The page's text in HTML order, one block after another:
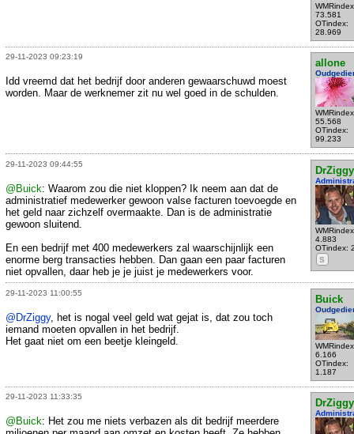
73.581
OTindex:
28.969
29-11-2023 09:23:19
allone
55.568
OTindex:
99.233
Idd vreemd dat het bedrijf door anderen gewaarschuwd moest
worden. Maar de werknemer zit nu wel goed in de schulden.
29-11-2023 09:44:55
DrZiggy
4.883
OTindex:
S
@Buick: Waarom zou die niet kloppen? Ik neem aan dat de
administratief medewerker gewoon valse facturen toevoegde en
het geld naar zichzelf overmaakte. Dan is de administratie
gewoon sluitend.
En een bedrijf met 400 medewerkers zal waarschijnlijk een
enorme berg transacties hebben. Dan gaan een paar facturen
niet opvallen, daar heb je je juist je medewerkers voor.
29-11-2023 11:00:55
Buick
6.166
OTindex:
1.187
@DrZiggy, het is nogal veel geld wat gejat is, dat zou toch
iemand moeten opvallen in het bedrijf.
Het gaat niet om een beetje kleingeld.
29-11-2023 11:33:35
DrZiggy
@Buick: Het zou me niets verbazen als dit bedrijf meerdere